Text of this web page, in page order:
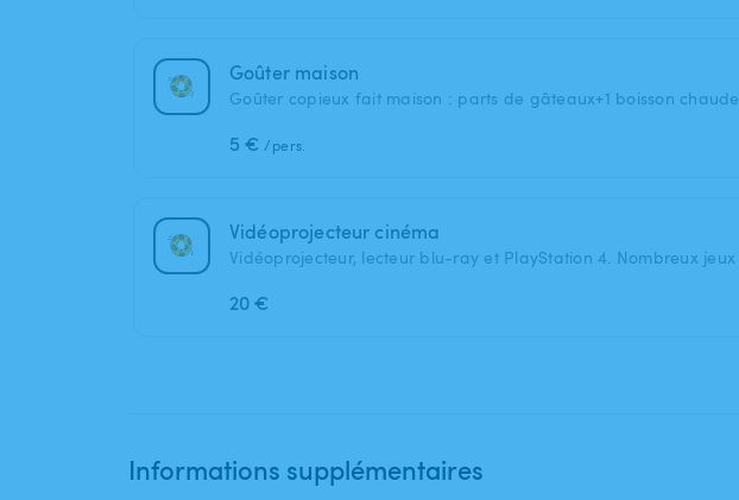
Goûter maison
Goûter copieux fait maison : parts de gâteaux+1 boisson
5 € /pers.
Vidéoprojecteur cinéma
Vidéoprojecteur, lecteur blu-ray et PlayStation 4. Nombreux
20 €
Informations supplémentaires